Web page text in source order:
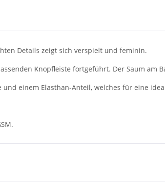
Details zeigt sich verspielt und feminin.
Knopfleiste fortgeführt. Der Saum am
einem Elasthan-Anteil, welches für eine